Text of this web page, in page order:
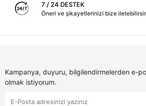
7 / 24 DESTEK
Öneri ve şikayetlerinizi bize
Kampanya, duyuru, bilgilendirmelerden e-
olmak istiyorum.